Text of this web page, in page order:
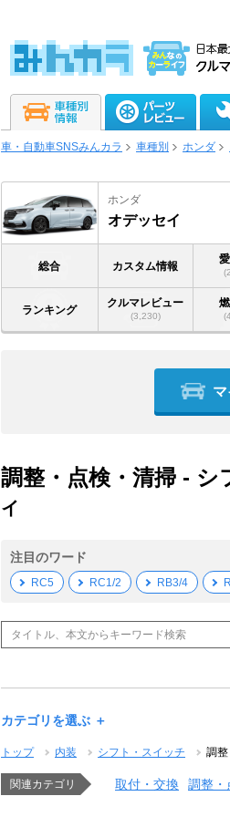
車・自動車SNSみんカラ 車種別 ホンダ
ホンダ
オデッセイ
総合 カスタム情報
ランキング
クルマレビュー
(3,230)
調整・点検・清掃 -
イ
注目のワード
RC5 RC1/2 RB3/4
カテゴリを選ぶ ＋
トップ 内装 シフト・スイッチ 調
関連カテゴリ 取付・交換 調整・